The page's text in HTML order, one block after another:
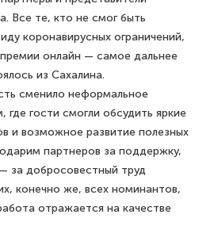
Все те, кто не смог быть
коронавирусных ограничений,
онлайн — самое дальнее
из Сахалина.
сменило неформальное
гости смогли обсудить яркие
и возможное развитие полезных
партнеров за поддержку,
за добросовестный труд
конечно же, всех номинантов,
отражается на качестве